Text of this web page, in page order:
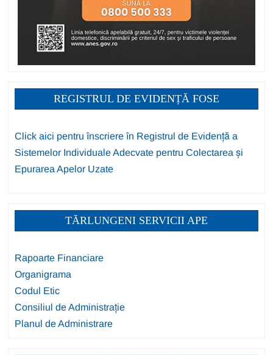
REGISTRUL DE EVIDENȚĂ FOSE
Click aici pentru înscriere în Registrul de Evidență a
Sistemelor Individuale Adecvate pentru Colectarea și
Epurarea Apelor Uzate
TĂRLUNGENI SERVICII APE
Rapoarte Financiare
Organigrama
Codul Etic
Consiliul de Administrație
Planul de Administrare